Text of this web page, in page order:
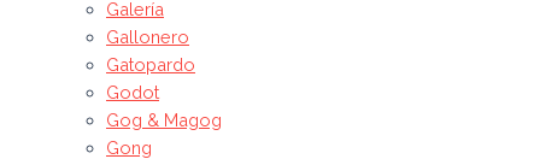
Galería
Gallonero
Gatopardo
Godot
Gog & Magog
Gong